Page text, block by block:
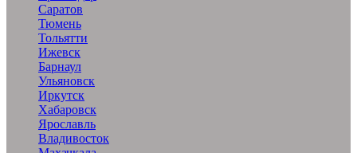
Саратов
Тюмень
Тольятти
Ижевск
Барнаул
Ульяновск
Иркутск
Хабаровск
Ярославль
Владивосток